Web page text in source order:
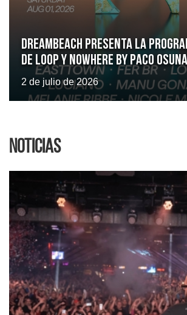
Dreambeach presenta la
de LOOP y Nowhere by Paco Osuna
2 de julio de 2026
Noticias